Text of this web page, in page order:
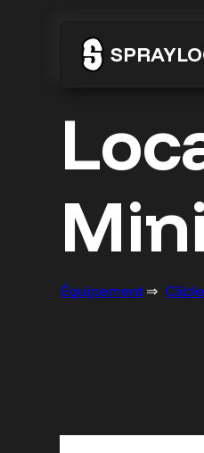
Équipement ⇒Câble